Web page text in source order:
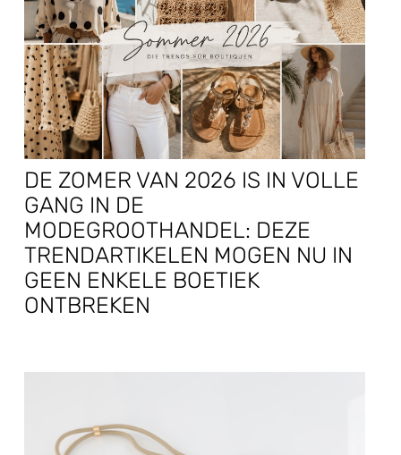
DE ZOMER VAN 2026 IS IN VOLLE
GANG IN DE
MODEGROOTHANDEL: DEZE
TRENDARTIKELEN MOGEN NU IN
GEEN ENKELE BOETIEK
ONTBREKEN